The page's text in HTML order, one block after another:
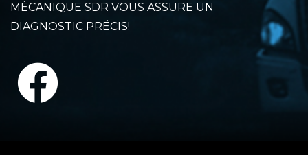
MÉCANIQUE SDR VOUS ASSURE UN
DIAGNOSTIC PRÉCIS!